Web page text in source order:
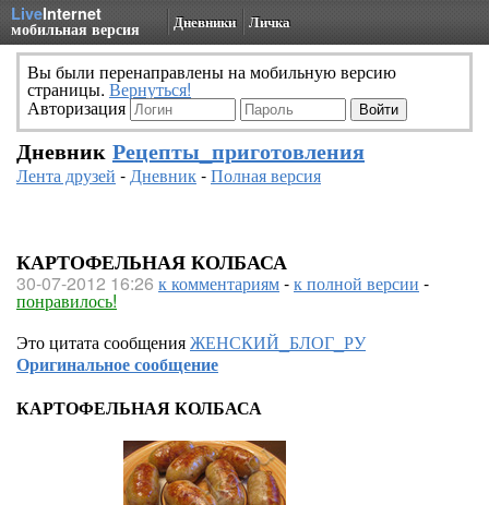
LiveInternet
мобильная версия Дневники Личка
Вы были перенаправлены на мобильную версию
страницы. Вернуться!
Авторизация
Дневник Рецепты_приготовления
Лента друзей -Дневник-Полная версия
КАРТОФЕЛЬНАЯ КОЛБАСА
30-07-2012 16:26 к комментариям-к полной версии -
понравилось!
Это цитата сообщенияЖЕНСКИЙ_БЛОГ_РУ
Оригинальное сообщение
КАРТОФЕЛЬНАЯ КОЛБАСА